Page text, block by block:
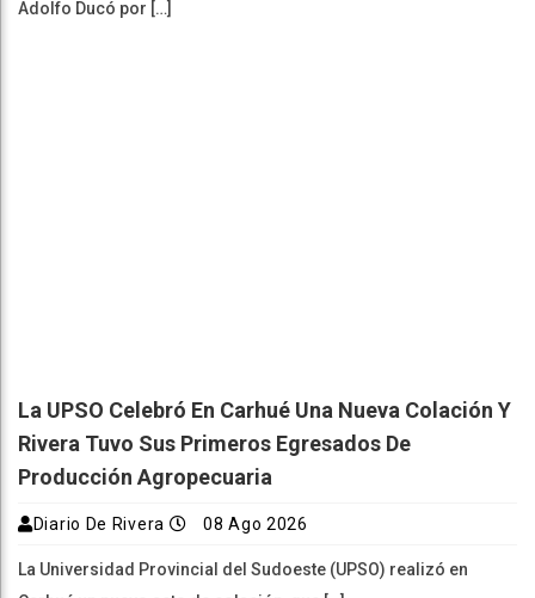
Adolfo Ducó por […]
La UPSO Celebró En Carhué Una Nueva Colación Y
Rivera Tuvo Sus Primeros Egresados De
Producción Agropecuaria
Diario De Rivera 08 Ago 2026
La Universidad Provincial del Sudoeste (UPSO) realizó en